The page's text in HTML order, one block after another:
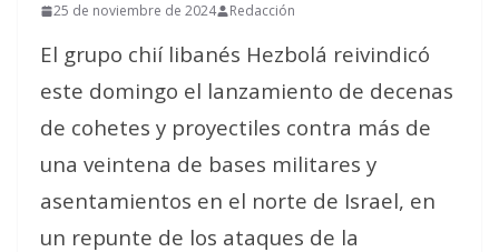
25 de noviembre de 2024 Redacción
El grupo chií libanés Hezbolá reivindicó
este domingo el lanzamiento de decenas
de cohetes y proyectiles contra más de
una veintena de bases militares y
asentamientos en el norte de Israel, en
un repunte de los ataques de la